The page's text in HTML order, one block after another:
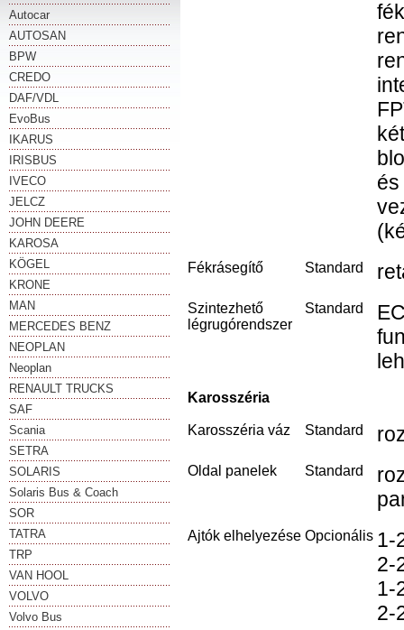
Autocar
AUTOSAN
BPW
CREDO
DAF/VDL
EvoBus
IKARUS
IRISBUS
IVECO
JELCZ
JOHN DEERE
KAROSA
KÖGEL
KRONE
MAN
MERCEDES BENZ
NEOPLAN
Neoplan
RENAULT TRUCKS
SAF
Scania
SETRA
SOLARIS
Solaris Bus & Coach
SOR
TATRA
TRP
VAN HOOL
VOLVO
Volvo Bus
Fékrásegítő Standard
Szintezhető
légrugórendszer
Standard
Karosszéria
Karosszéria váz Standard
Oldal panelek Standard
Ajtók elhelyezése Opcionális 1-
2-
1-
2-